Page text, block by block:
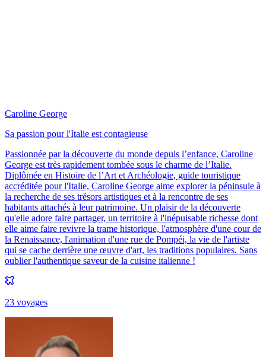
Caroline George
Sa passion pour l'Italie est contagieuse
Passionnée par la découverte du monde depuis l’enfance, Caroline
George est très rapidement tombée sous le charme de l’Italie.
Diplômée en Histoire de l’Art et Archéologie, guide touristique
accréditée pour l'Italie, Caroline George aime explorer la péninsule à
la recherche de ses trésors artistiques et à la rencontre de ses
habitants attachés à leur patrimoine. Un plaisir de la découverte
qu'elle adore faire partager, un territoire à l'inépuisable richesse dont
elle aime faire revivre la trame historique, l'atmosphère d'une cour de
la Renaissance, l'animation d'une rue de Pompéi, la vie de l'artiste
qui se cache derrière une œuvre d'art, les traditions populaires. Sans
oublier l'authentique saveur de la cuisine italienne !
23 voyages